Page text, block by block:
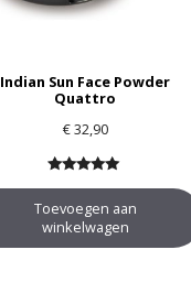
Indian Sun Face Powder
Quattro
€32,90
Toevoegen aan
winkelwagen